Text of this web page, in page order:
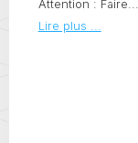
Attention : Faire...
Lire plus ...